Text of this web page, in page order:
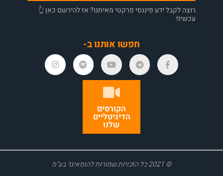
רוצה לקבל ידע פיננסי פרקטי מאיתנו? אז להירשם כאן 👆
עכשיו!
חפשו אותנו ב-
הקורסים
הדיגיטליים
שלנו
© 2021 כל הזכויות שמורות להומאיגד בע”מ